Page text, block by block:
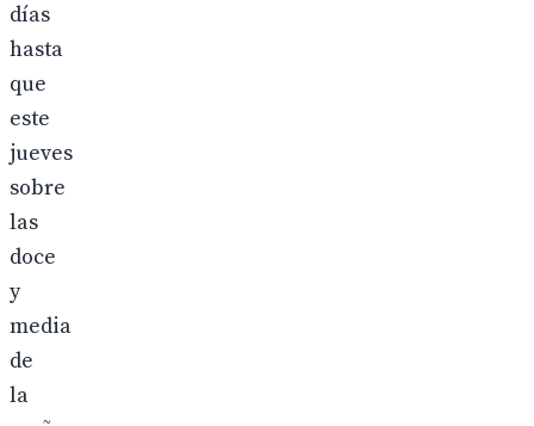
días
hasta
que
este
jueves
sobre
las
doce
y
media
de
la